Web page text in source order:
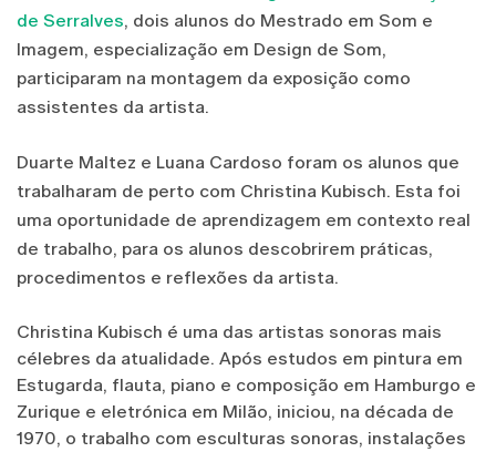
de Serralves, dois alunos do Mestrado em Som e
Imagem, especialização em Design de Som,
participaram na montagem da exposição como
assistentes da artista.
Duarte Maltez e Luana Cardoso foram os alunos que
trabalharam de perto com Christina Kubisch. Esta foi
uma oportunidade de aprendizagem em contexto real
de trabalho, para os alunos descobrirem práticas,
procedimentos e reflexões da artista.
Christina Kubisch é uma das artistas sonoras mais
célebres da atualidade. Após estudos em pintura em
Estugarda, flauta, piano e composição em Hamburgo e
Zurique e eletrónica em Milão, iniciou, na década de
1970, o trabalho com esculturas sonoras, instalações